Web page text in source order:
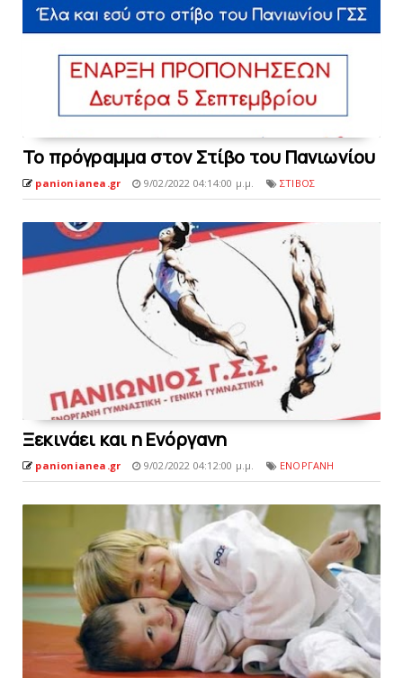
Το πρόγραμμα στον Στίβο του Πανιωνίου
panionianea.gr 9/02/2022 04:14:00 μ.μ. ΣΤΙΒΟΣ
Ξεκινάει και η Ενόργανη
panionianea.gr 9/02/2022 04:12:00 μ.μ. ΕΝΟΡΓΑΝΗ